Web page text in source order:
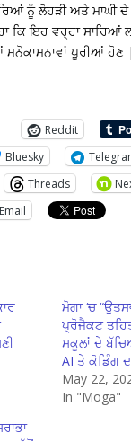
ਨੂੰ ਲੋਹੜੀ ਅਤੇ ਮਾਘੀ ਦੇ
ਕਿ ਇਹ ਵਰ੍ਹਾ
ਪੂਰੀਆਂ ਹੋਣ |
Reddit
Bluesky
Threads
Email
ਮੋਗਾ ‘ਚ
ਪ੍ਰੋਜੈਕਟ
ਸਕੂਲਾਂ ਦੇ
AI ਤੇ ਕੋਡਿੰਗ
May 22,
In "Moga"